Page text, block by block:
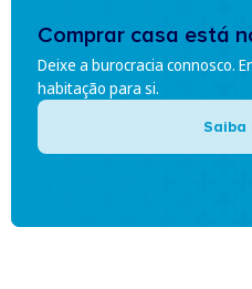
Comprar casa está
Deixe a burocracia connosco.
habitação para si.
Saiba